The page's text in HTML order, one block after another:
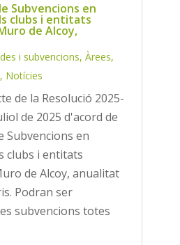
Subvencions en
clubs i entitats
de Alcoy,
i subvencions, Àrees,
, Notícies
de la Resolució 2025-
de 2025 d'acord de
Subvencions en
clubs i entitats
de Alcoy, anualitat
Podran ser
subvencions totes